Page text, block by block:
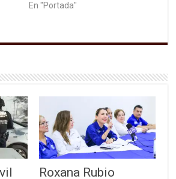
En "Portada"
Roxana Rubio